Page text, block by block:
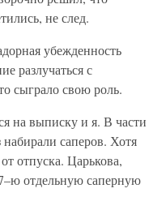
не след.
убежденность
разлучаться с
сыграло свою роль.
на выписку и я. В части
саперов. Хотя
отпуска. Царькова,
отдельную саперную